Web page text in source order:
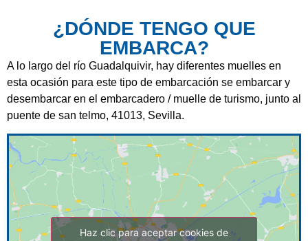
¿DÓNDE TENGO QUE
EMBARCA?
A lo largo del río Guadalquivir, hay diferentes muelles en
esta ocasión para este tipo de embarcación se embarcar y
desembarcar en el embarcadero / muelle de turismo, junto al
puente de san telmo, 41013, Sevilla.
Haz clic para aceptar cookies de